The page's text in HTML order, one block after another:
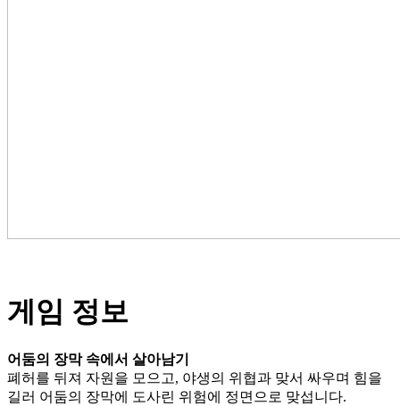
게임 정보
어둠의 장막 속에서 살아남기
폐허를 뒤져 자원을 모으고, 야생의 위협과 맞서 싸우며 힘을
길러 어둠의 장막에 도사린 위험에 정면으로 맞섭니다.